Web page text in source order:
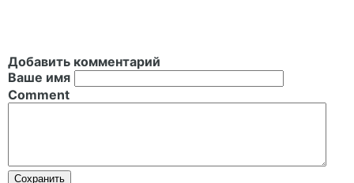
Добавить комментарий
Ваше имя
Comment